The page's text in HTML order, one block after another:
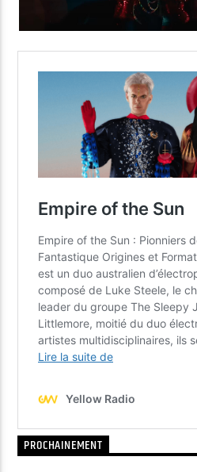
Yellow Party
PROCHAINEMENT